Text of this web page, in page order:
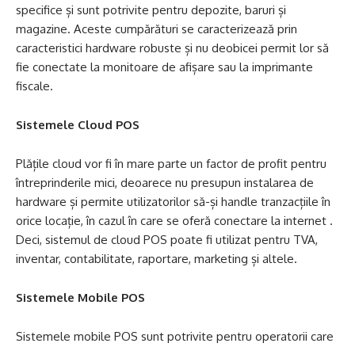
specifice și sunt potrivite pentru depozite, baruri și
magazine. Aceste cumpărături se caracterizează prin
caracteristici hardware robuste și nu deobicei permit lor să
fie conectate la monitoare de afișare sau la imprimante
fiscale.
Sistemele Cloud POS
Plățile cloud vor fi în mare parte un factor de profit pentru
întreprinderile mici, deoarece nu presupun instalarea de
hardware și permite utilizatorilor să-și handle tranzacțiile în
orice locație, în cazul în care se oferă conectare la internet .
Deci, sistemul de cloud POS poate fi utilizat pentru TVA,
inventar, contabilitate, raportare, marketing și altele.
Sistemele Mobile POS
Sistemele mobile POS sunt potrivite pentru operatorii care